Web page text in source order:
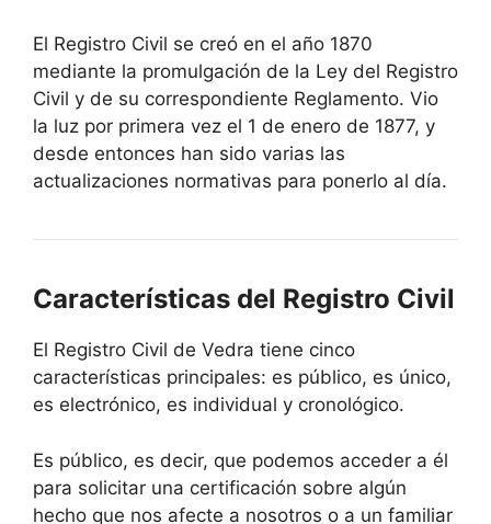
El Registro Civil se creó en el año 1870
mediante la promulgación de la Ley del Registro
Civil y de su correspondiente Reglamento. Vio
la luz por primera vez el 1 de enero de 1877, y
desde entonces han sido varias las
actualizaciones normativas para ponerlo al día.
Características del Registro Civil
El Registro Civil de Vedra tiene cinco
características principales: es público, es único,
es electrónico, es individual y cronológico.
Es público, es decir, que podemos acceder a él
para solicitar una certificación sobre algún
hecho que nos afecte a nosotros o a un familiar